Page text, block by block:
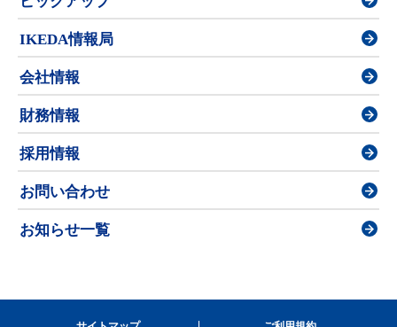
IKEDA情報局
会社情報
財務情報
採用情報
お問い合わせ
お知らせ一覧